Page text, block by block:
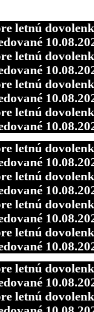
letnú
letnú
letnú
letnú
letnú
letnú
letnú
letnú
letnú
letnú